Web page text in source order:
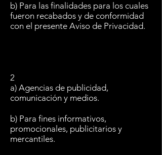
b) Para las finalidades para los cuales
fueron recabados y de conformidad
con el presente Aviso de Privacidad.
2
a) Agencias de publicidad,
comunicación y medios.
b) Para fines informativos,
promocionales, publicitarios y
mercantiles.